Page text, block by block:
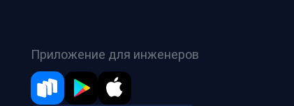
Приложение для инженеров